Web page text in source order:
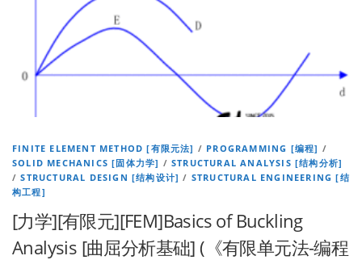
FINITE ELEMENT METHOD [有限元法] / PROGRAMMING [编程] /
SOLID MECHANICS [固体力学] /STRUCTURAL ANALYSIS [结构分析]
/STRUCTURAL DESIGN [结构设计] / STRUCTURAL ENGINEERING [结
构工程]
[力学][有限元][FEM]Basics of Buckling
Analysis [曲屈分析基础] (《有限单元法-编程